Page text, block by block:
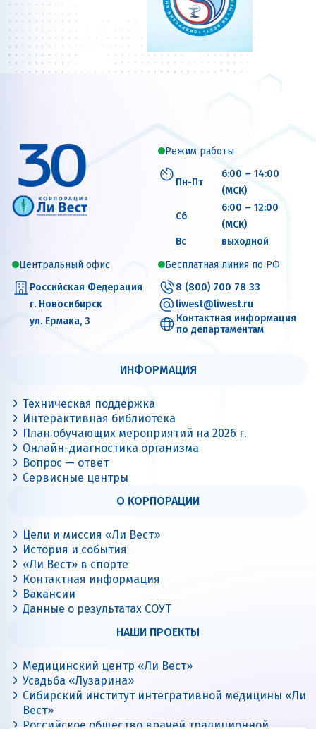
Режим работы
Пн-Пт
6:00 – 14:00
(МСК)
Сб
6:00 – 12:00
(МСК)
Вс
выходной
Центральный офис
Российская Федерация
г. Новосибирск
ул. Ермака, 3
Бесплатная линия по РФ
8 (800) 700 78 33
liwest@liwest.ru
Контактная информация
по департаментам
ИНФОРМАЦИЯ
Техническая поддержка
Интерактивная библиотека
План обучающих мероприятий на 2026 г.
Онлайн-диагностика организма
Вопрос — ответ
Сервисные центры
О КОРПОРАЦИИ
Цели и миссия «Ли Вест»
История и события
«Ли Вест» в спорте
Контактная информация
Вакансии
Данные о результатах СОУТ
НАШИ ПРОЕКТЫ
Медицинский центр «Ли Вест»
Усадьба «Лузарина»
Сибирский институт интегративной медицины «Ли
Вест»
Российское общество врачей традиционной